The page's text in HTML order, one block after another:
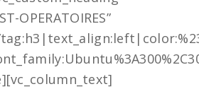
OPERATOIRES”